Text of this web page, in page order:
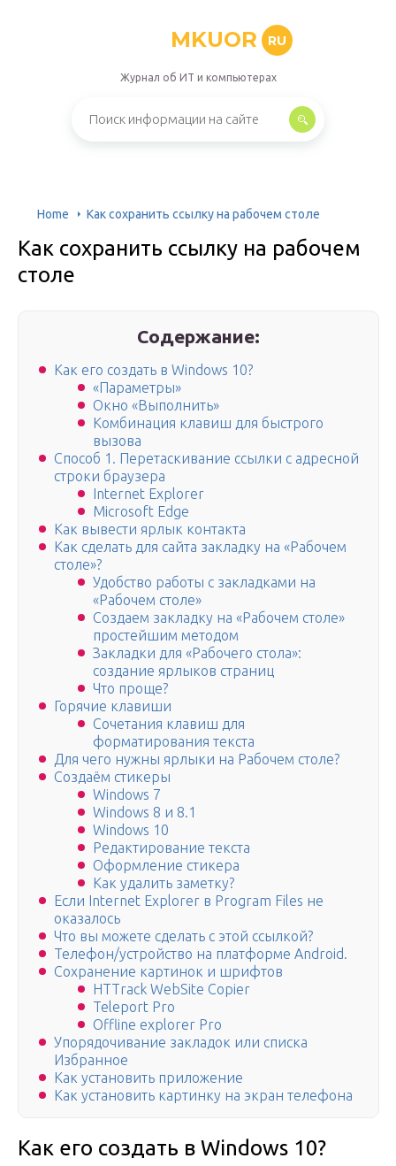
MKUOR RU
Журнал об ИТ и компьютерах
Home Как сохранить ссылку на рабочем столе
Как сохранить ссылку на рабочем
столе
Содержание:
Как его создать в Windows 10?
«Параметры»
Окно «Выполнить»
Комбинация клавиш для быстрого
вызова
Способ 1. Перетаскивание ссылки с адресной
строки браузера
Internet Explorer
Microsoft Edge
Как вывести ярлык контакта
Как сделать для сайта закладку на «Рабочем
столе»?
Удобство работы с закладками на
«Рабочем столе»
Создаем закладку на «Рабочем столе»
простейшим методом
Закладки для «Рабочего стола»:
создание ярлыков страниц
Что проще?
Горячие клавиши
Сочетания клавиш для
форматирования текста
Для чего нужны ярлыки на Рабочем столе?
Создаём стикеры
Windows 7
Windows 8 и 8.1
Windows 10
Редактирование текста
Оформление стикера
Как удалить заметку?
Если Internet Explorer в Program Files не
оказалось
Что вы можете сделать с этой ссылкой?
Телефон/устройство на платформе Android.
Сохранение картинок и шрифтов
HTTrack WebSite Copier
Teleport Pro
Offline explorer Pro
Упорядочивание закладок или списка
Избранное
Как установить приложение
Как установить картинку на экран телефона
Как его создать в Windows 10?